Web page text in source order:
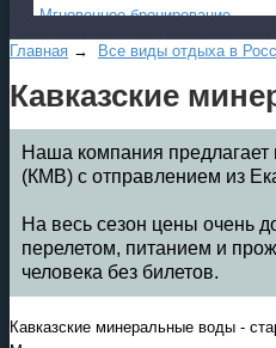
Мгновенное бронирование.
Все виды отдыха в России
Самые популярные:
Автобусные туры на
море.
Главная → Все виды отдыха в
Кавказские
Наша компания предлагает
(КМВ) с отправлением из
На весь сезон цены очень
перелетом, питанием и
человека без билетов.
Кавказские минеральные воды -